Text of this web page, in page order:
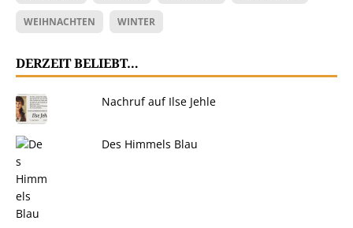
WEIHNACHTEN WINTER
DERZEIT BELIEBT…
Nachruf auf Ilse Jehle
Des Himmels Blau